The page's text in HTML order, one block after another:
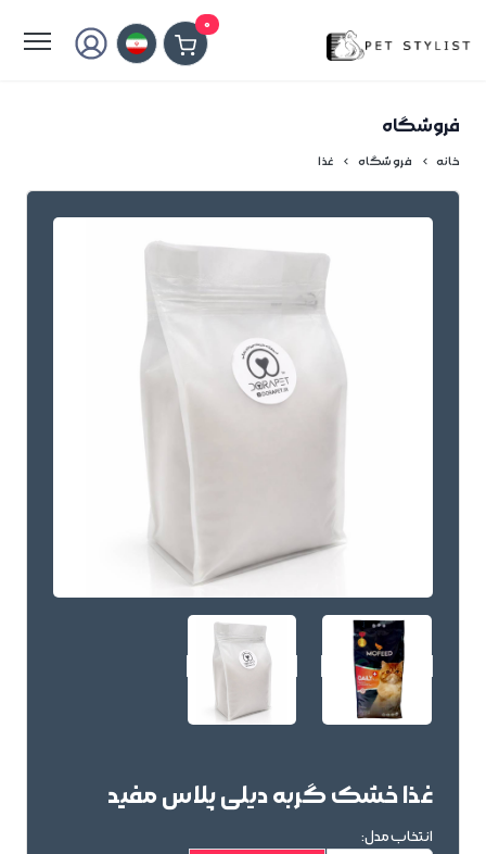
0
فروشگاه
خانه فروشگاه غذا
غذا خشک گربه دیلی پلاس مفید
انتخاب مدل: